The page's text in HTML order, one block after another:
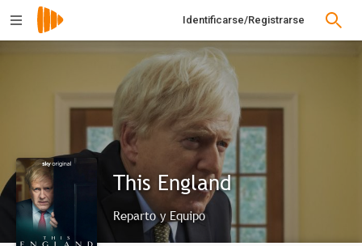
Identificarse/Registrarse
This England
Reparto y Equipo